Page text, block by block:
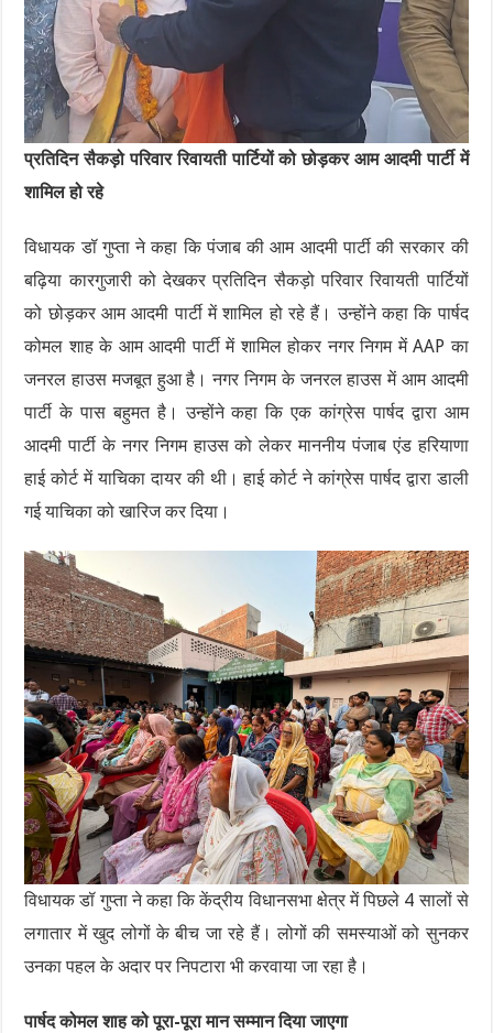
प्रतिदिन सैकड़ो परिवार रिवायती पार्टियों को छोड़कर आम आदमी पार्टी में
शामिल हो रहे
विधायक डॉ गुप्ता ने कहा कि पंजाब की आम आदमी पार्टी की सरकार की
बढ़िया कारगुजारी को देखकर प्रतिदिन सैकड़ो परिवार रिवायती पार्टियों
को छोड़कर आम आदमी पार्टी में शामिल हो रहे हैं। उन्होंने कहा कि पार्षद
कोमल शाह के आम आदमी पार्टी में शामिल होकर नगर निगम में AAP का
जनरल हाउस मजबूत हुआ है। नगर निगम के जनरल हाउस में आम आदमी
पार्टी के पास बहुमत है। उन्होंने कहा कि एक कांग्रेस पार्षद द्वारा आम
आदमी पार्टी के नगर निगम हाउस को लेकर माननीय पंजाब एंड हरियाणा
हाई कोर्ट में याचिका दायर की थी। हाई कोर्ट ने कांग्रेस पार्षद द्वारा डाली
गई याचिका को खारिज कर दिया।
विधायक डॉ गुप्ता ने कहा कि केंद्रीय विधानसभा क्षेत्र में पिछले 4 सालों से
लगातार में खुद लोगों के बीच जा रहे हैं। लोगों की समस्याओं को सुनकर
उनका पहल के अदार पर निपटारा भी करवाया जा रहा है।
पार्षद कोमल शाह को पूरा-पूरा मान सम्मान दिया जाएगा